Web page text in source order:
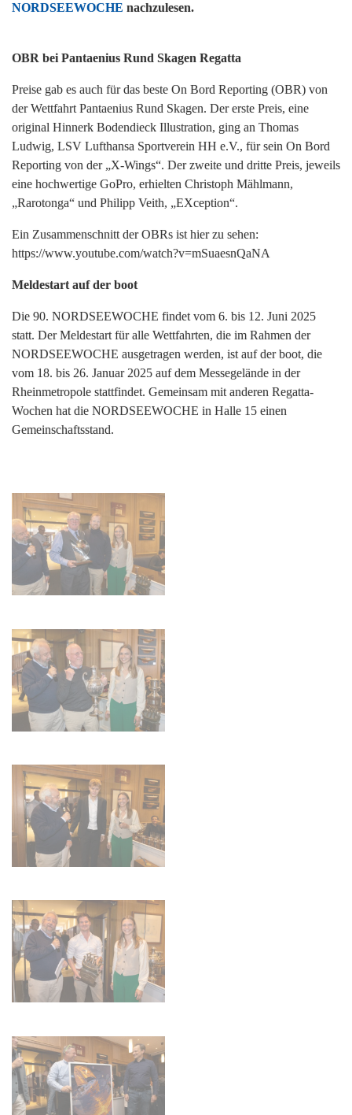
NORDSEEWOCHE nachzulesen.
OBR bei Pantaenius Rund Skagen Regatta
Preise gab es auch für das beste On Bord Reporting (OBR) von
der Wettfahrt Pantaenius Rund Skagen. Der erste Preis, eine
original Hinnerk Bodendieck Illustration, ging an Thomas
Ludwig, LSV Lufthansa Sportverein HH e.V., für sein On Bord
Reporting von der „X-Wings“. Der zweite und dritte Preis, jeweils
eine hochwertige GoPro, erhielten Christoph Mählmann,
„Rarotonga“ und Philipp Veith, „EXception“.
Ein Zusammenschnitt der OBRs ist hier zu sehen:
https://www.youtube.com/watch?v=mSuaesnQaNA
Meldestart auf der boot
Die 90. NORDSEEWOCHE findet vom 6. bis 12. Juni 2025
statt. Der Meldestart für alle Wettfahrten, die im Rahmen der
NORDSEEWOCHE ausgetragen werden, ist auf der boot, die
vom 18. bis 26. Januar 2025 auf dem Messegelände in der
Rheinmetropole stattfindet. Gemeinsam mit anderen Regatta-
Wochen hat die NORDSEEWOCHE in Halle 15 einen
Gemeinschaftsstand.